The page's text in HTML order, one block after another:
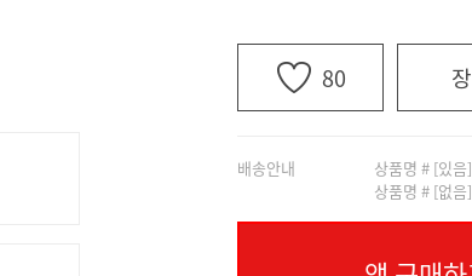
80
배송안내
상품명 # [있
상품명 # [없